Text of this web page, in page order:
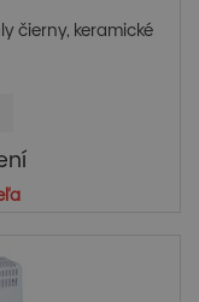
čierny, keramické